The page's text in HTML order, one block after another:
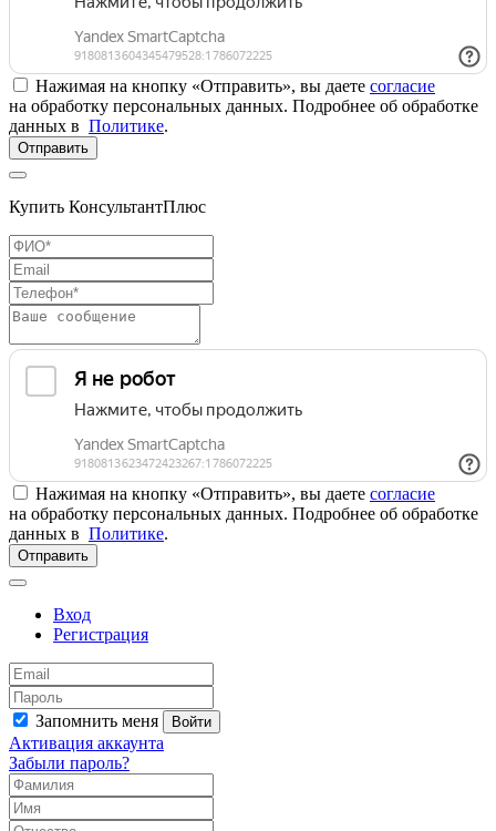
Нажимая на кнопку «Отправить», вы даете согласие
на обработку персональных данных. Подробнее об обработке
данных в Политике.
Отправить
Купить КонсультантПлюс
Нажимая на кнопку «Отправить», вы даете согласие
на обработку персональных данных. Подробнее об обработке
данных в Политике.
Отправить
Вход
Регистрация
Запомнить меня Войти
Активация аккаунта
Забыли пароль?